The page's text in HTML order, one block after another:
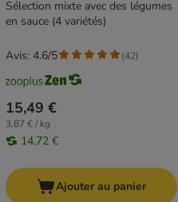
Sélection mixte avec des légumes
en sauce (4 variétés)
15,49 €
3,87 € / kg
14,72 €
Avis: 4.6/5 (42)
Ajouter au panier